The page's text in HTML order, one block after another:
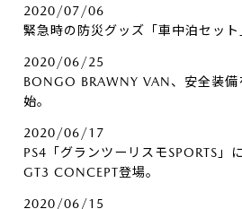
2020/07/06
緊急時の防災グッズ「車中泊セッ
2020/06/25
BONGO BRAWNY VAN、安全装備
始。
2020/06/17
PS4「グランツーリスモSPORTS」
GT3 CONCEPT登場。
2020/06/15